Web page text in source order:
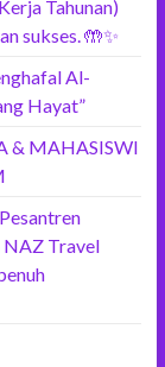
Tahunan)
sukses. 🤲✨
Al-
Hayat”
& MAHASISWI
NAZ Travel